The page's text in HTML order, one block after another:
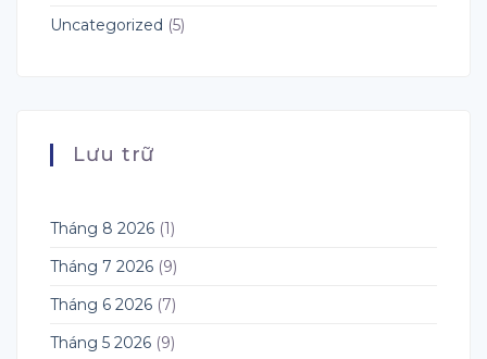
Uncategorized (5)
Lưu trữ
Tháng 8 2026 (1)
Tháng 7 2026 (9)
Tháng 6 2026 (7)
Tháng 5 2026 (9)